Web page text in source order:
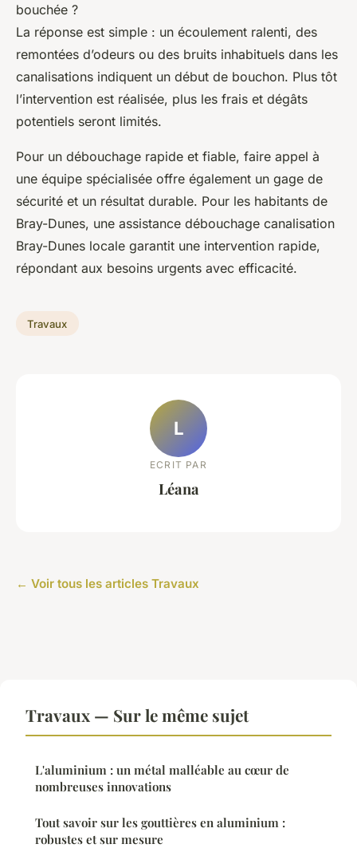
bouchée ?
La réponse est simple : un écoulement ralenti, des
remontées d’odeurs ou des bruits inhabituels dans les
canalisations indiquent un début de bouchon. Plus tôt
l’intervention est réalisée, plus les frais et dégâts
potentiels seront limités.
Pour un débouchage rapide et fiable, faire appel à
une équipe spécialisée offre également un gage de
sécurité et un résultat durable. Pour les habitants de
Bray-Dunes, une assistance débouchage canalisation
Bray-Dunes locale garantit une intervention rapide,
répondant aux besoins urgents avec efficacité.
Travaux
L
ECRIT PAR
Léana
← Voir tous les articles Travaux
Travaux — Sur le même sujet
L'aluminium : un métal malléable au cœur de
nombreuses innovations
Tout savoir sur les gouttières en aluminium :
robustes et sur mesure